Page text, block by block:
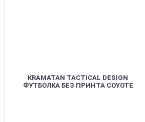
KRAMATAN TACTICAL DESIGN
ФУТБОЛКА БЕЗ ПРИНТА COYOTE